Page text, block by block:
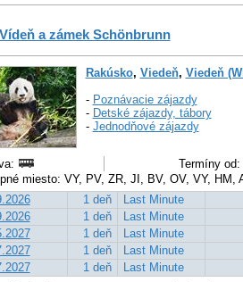
a zámek Schönbrunn
Rakúsko, Viedeň, Viedeň
- Poznávacie zájazdy
- Detské zájazdy, tábory
- Jednodňové zájazdy
Termíny
miesto: VY, PV, ZR, JI, BV, OV, VY, HM,
1 deň
Last Minute
1 deň
Last Minute
1 deň
Last Minute
1 deň
Last Minute
1 deň Last Minute